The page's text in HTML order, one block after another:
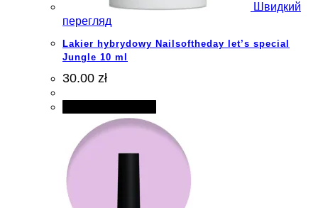
Швидкий
перегляд
Lakier hybrydowy Nailsoftheday let’s special
Jungle 10 ml
30.00 zł